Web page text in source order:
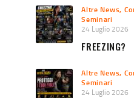
Altre News,
Seminari
24 Luglio 2026
FREEZING?
Altre News,
Seminari
24 Luglio 2026